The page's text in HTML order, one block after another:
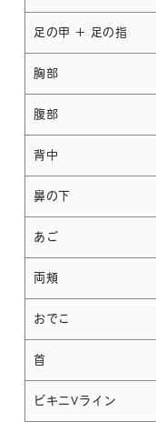
足の甲 ＋ 足の指
胸部
腹部
背中
鼻の下
あご
両頬
おでこ
首
ビキニVライン